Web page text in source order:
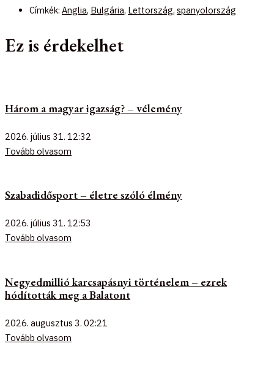
Címkék: Anglia, Bulgária, Lettország, spanyolország
Ez is érdekelhet
Három a magyar igazság? – vélemény
2026. július 31. 12:32
Tovább olvasom
Szabadidősport – életre szóló élmény
2026. július 31. 12:53
Tovább olvasom
Negyedmillió karcsapásnyi történelem – ezrek
hódították meg a Balatont
2026. augusztus 3. 02:21
Tovább olvasom